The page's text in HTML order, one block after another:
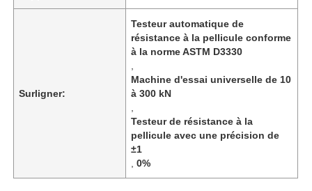
Surligner:
Testeur automatique de
résistance à la pellicule conforme
à la norme ASTM D3330
Machine d'essai universelle de 10
à 300 kN
Testeur de résistance à la
pellicule avec une précision de
±1
,0%